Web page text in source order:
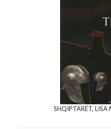
SHQIPTARËT, LISA